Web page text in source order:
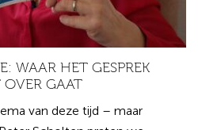
WAAR HET GESPREK
GAAT
van deze tijd – maar